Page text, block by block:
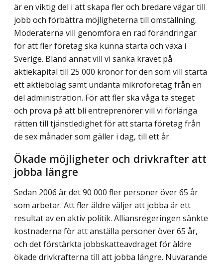
är en viktig del i att skapa fler och bredare vägar till
jobb och förbättra möjligheterna till omställning.
Moderaterna vill genomföra en rad förändringar
för att fler företag ska kunna starta och växa i
Sverige. Bland annat vill vi sänka kravet på
aktiekapital till 25 000 kronor för den som vill starta
ett aktiebolag samt undanta mikroföretag från en
del administration. För att fler ska våga ta steget
och prova på att bli entreprenörer vill vi förlänga
rätten till tjänstledighet för att starta företag från
de sex månader som gäller i dag, till ett år.
Ökade möjligheter och drivkrafter att
jobba längre
Sedan 2006 är det 90 000 fler personer över 65 år
som arbetar. Att fler äldre väljer att jobba är ett
resultat av en aktiv politik. Alliansregeringen sänkte
kostnaderna för att anställa personer över 65 år,
och det förstärkta jobbskatteavdraget för äldre
ökade drivkrafterna till att jobba längre. Nuvarande